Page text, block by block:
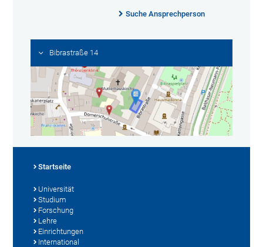
Suche Ansprechperson
Bibrastraße 14
Startseite
Universität
Studium
Forschung
Lehre
Einrichtungen
International